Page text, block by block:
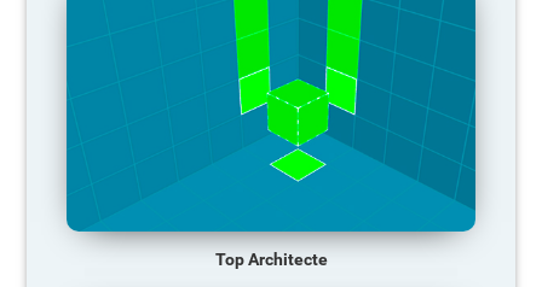
Top Architecte